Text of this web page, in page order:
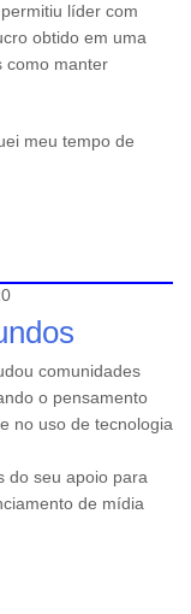
líder com
obtido em uma
como manter
meu tempo de
comunidades
o pensamento
no uso de tecnologia
do seu apoio para
de mídia